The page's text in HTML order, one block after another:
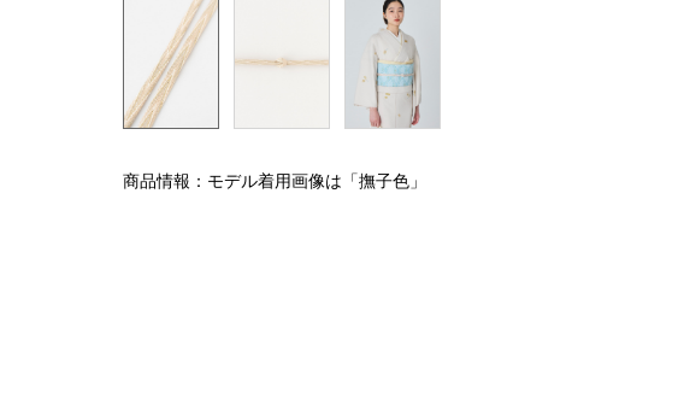
商品情報：モデル着用画像は「撫子色」